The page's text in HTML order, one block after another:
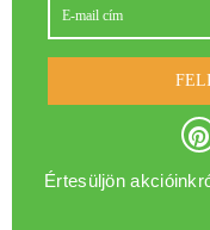
Értesüljön